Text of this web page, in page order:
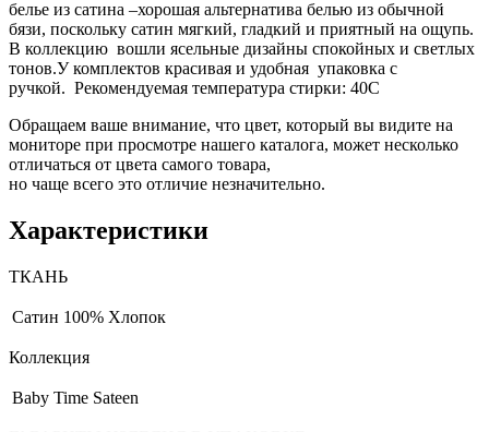
белье из сатина –хорошая альтернатива белью из обычной
бязи, поскольку сатин мягкий, гладкий и приятный на ощупь.
В коллекцию вошли ясельные дизайны спокойных и светлых
тонов.У комплектов красивая и удобная упаковка с
ручкой. Рекомендуемая температура стирки: 40С
Обращаем ваше внимание, что цвет, который вы видите на
мониторе при просмотре нашего каталога, может несколько
отличаться от цвета самого товара,
но чаще всего это отличие незначительно.
Характеристики
ТКАНЬ
Сатин 100% Хлопок
Коллекция
Baby Time Sateen